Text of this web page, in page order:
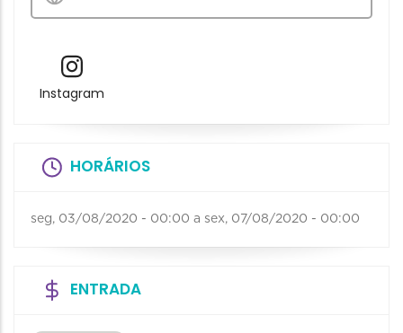
Instagram
HORÁRIOS
seg, 03/08/2020 - 00:00 a sex, 07/08/2020 - 00:00
ENTRADA